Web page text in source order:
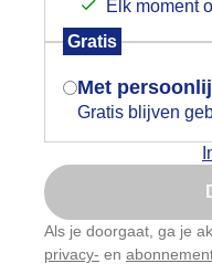
Elk moment
Gratis
Met
Gratis blijven
Als je doorgaat, ga je
privacy- en
Een
##terras
Indien je hier
gegeven,
je browser
Is
Nu
Gebruik je Safari en